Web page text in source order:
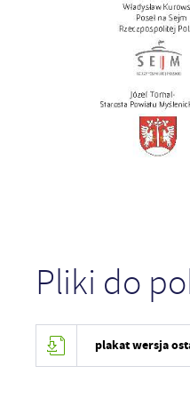
Pliki do
plakat wersja